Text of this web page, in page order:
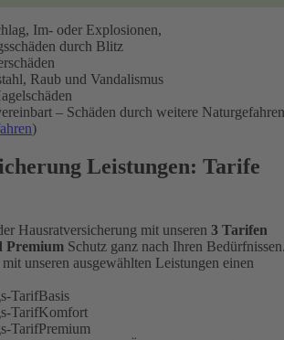
Im- oder Explosionen,
durch Blitz
Raub und Vandalismus
– Schäden durch weitere Naturgefahren
)
Leistungen: Tarife
Hausratversicherung mit unseren 3 Tarifen
Premium Schutz ganz nach Ihren
unseren ausgewählten Leistungen einen
TarifBasis
TarifKomfort
TarifPremium